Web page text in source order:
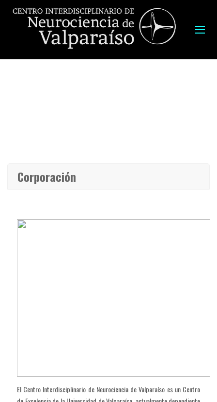
Corporación
El Centro Interdisciplinario de Neurociencia de Valparaíso es un Centro